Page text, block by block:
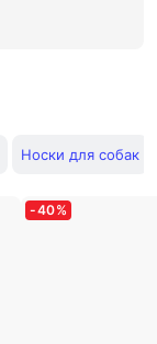
Носки для собак
-40%